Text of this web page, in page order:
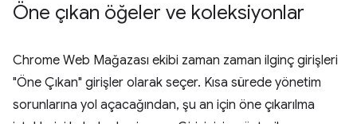
Öne çıkan öğeler ve koleksiyonlar
Chrome Web Mağazası ekibi zaman zaman ilginç girişleri
"Öne Çıkan" girişler olarak seçer. Kısa sürede yönetim
sorunlarına yol açacağından, şu an için öne çıkarılma